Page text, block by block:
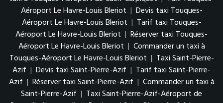
Aéroport Le Havre-Louis Bleriot | Devis taxi Touques-
Aéroport Le Havre-Louis Bleriot | Tarif taxi Touques-
Aéroport Le Havre-Louis Bleriot | Réserver taxi Touques-
Aéroport Le Havre-Louis Bleriot | Commander un taxi à
Touques-Aéroport Le Havre-Louis Bleriot | Taxi Saint-Pierre-
Azif | Devis taxi Saint-Pierre-Azif | Tarif taxi Saint-Pierre-
Azif | Réserver taxi Saint-Pierre-Azif | Commander un taxi à
Saint-Pierre-Azif | Taxi Saint-Pierre-Azif-Aéroport de